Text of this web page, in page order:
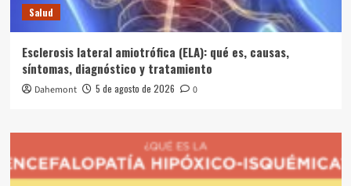
Salud
Esclerosis lateral amiotrófica (ELA): qué es, causas,
síntomas, diagnóstico y tratamiento
Dahemont 5 de agosto de 2026 0